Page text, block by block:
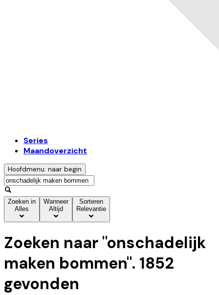
Series
Maandoverzicht
Hoofdmenu: naar begin
Zoeken in
Alles
Wanneer
Altijd
Sorteren
Relevantie
Zoeken naar "onschadelijk
maken bommen". 1852
gevonden